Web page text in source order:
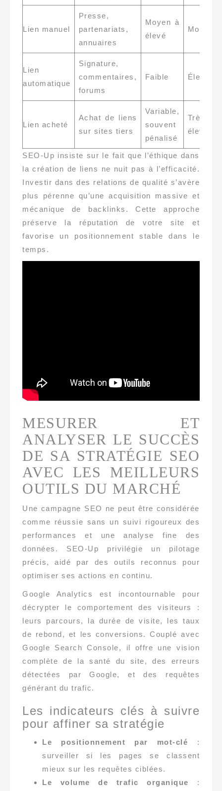
Lien manuel
Presse,
partenariats,
annuaires
Moyen à
élevé
Moyen
Lien
automatique
Signature,
commentaires,
forums
Faible Élevé
Lien acheté
Achat de liens
sur sites tiers
Variable,
souvent
pénalisé
Très
élevé
SEO-Up insiste sur le fait que l’éthique dans
la création de liens ne nuit pas à l’efficacité.
Investir dans des relations de qualité s’avère
plus pérenne qu’une acquisition massive et
mécanique de backlinks. Cette approche
préserve la réputation de votre site et
favorise un positionnement stable dans le
temps.
MESURER ET
ANALYSER LE SUCCÈS
DE SA STRATÉGIE SEO
AVEC LES MEILLEURS
OUTILS DU MARCHÉ
Une campagne SEO ne peut être considérée
comme réussie sans un suivi rigoureux des
performances et une analyse fine des
données. SEO-Up privilégie un pilotage
précis, aidé par des outils reconnus pour
optimiser ses actions en continu.
Google Analytics est incontournable pour
décrypter le comportement des visiteurs :
leurs parcours, la durée de visite, les taux
de rebond, et les conversions. Couplé avec
Google Search Console, il offre une vision
complète de la santé du site, des erreurs
détectées par Google, et des requêtes
générant du trafic.
Les indicateurs clés à suivre
pour affiner sa stratégie
Le positionnement par mot-clé :
surveiller si les pages se classent
mieux sur les requêtes ciblées.
Le volume de trafic organique
: